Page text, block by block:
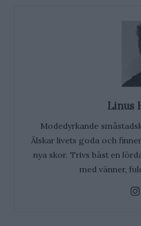
Linus
Modedyrkande
Älskar livets goda och
nya skor. Trivs bäst en
med vänner,